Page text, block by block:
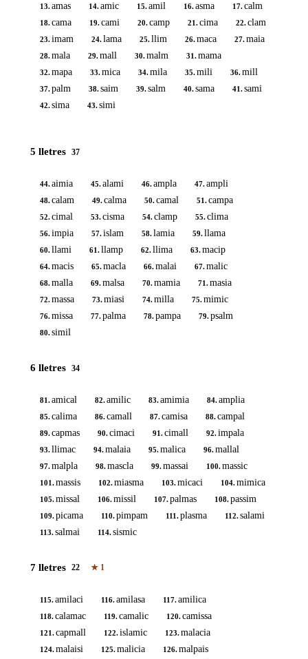
13.amas 14.amic 15.amil 16.asma 17.calm
18.cama 19.cami 20.camp 21.cima 22.clam
23.imam 24.lama 25.llim 26.maca 27.maia
28.mala 29.mall 30.malm 31.mama
32.mapa 33.mica 34.mila 35.mili 36.mill
37.palm 38.saim 39.salm 40.sama 41.sami
42.sima 43.simi
5 lletres 37
44.aimia 45.alami 46.ampla 47.ampli
48.calam 49.calma 50.camal 51.campa
52.cimal 53.cisma 54.clamp 55.clima
56.impia 57.islam 58.lamia 59.llama
60.llami 61.llamp 62.llima 63.macip
64.macis 65.macla 66.malai 67.malic
68.malla 69.malsa 70.mamia 71.masia
72.massa 73.miasi 74.milla 75.mimic
76.missa 77.palma 78.pampa 79.psalm
80.simil
6 lletres 34
81.amical 82.amilic 83.amimia 84.amplia
85.calima 86.camall 87.camisa 88.campal
89.capmas 90.cimaci 91.cimall 92.impala
93.llimac 94.malaia 95.malica 96.mallal
97.malpla 98.mascla 99.massai 100.massic
101.massis 102.miasma 103.micaci 104.mimica
105.missal 106.missil 107.palmas 108.passim
109.picama 110.pimpam 111.plasma 112.salami
113.salmai 114.sismic
7 lletres 22 ★ 1
115.amilaci 116.amilasa 117.amilica
118.calamac 119.camalic 120.camissa
121.capmall 122.islamic 123.malacia
124.malaisi 125.malicia 126.malpais